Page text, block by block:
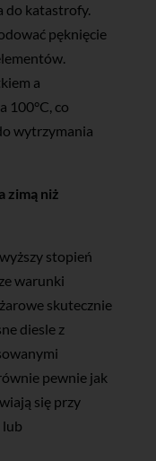
do katastrofy.
pęknięcie
a
100°C, co
wytrzymania
zimą niż
stopień
warunki
skutecznie
diesle z
pewnie jak
się przy
lub